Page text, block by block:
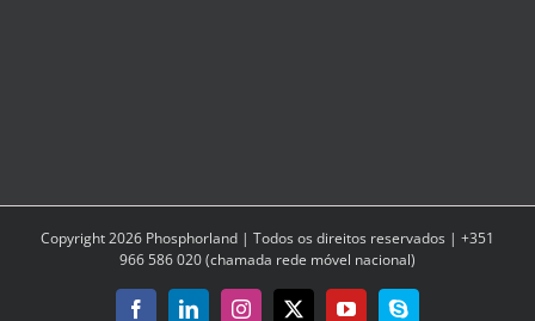
Copyright2026 Phosphorland | Todos os direitos reservados | +351
966 586 020 (chamada rede móvel nacional)